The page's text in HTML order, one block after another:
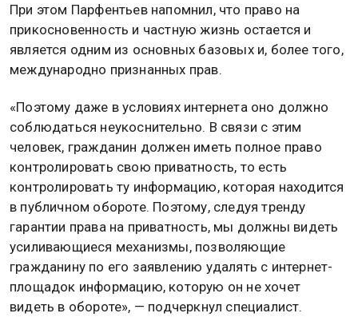
При этом Парфентьев напомнил, что право на
прикосновенность и частную жизнь остается и
является одним из основных базовых и, более того,
международно признанных прав.
«Поэтому даже в условиях интернета оно должно
соблюдаться неукоснительно. В связи с этим
человек, гражданин должен иметь полное право
контролировать свою приватность, то есть
контролировать ту информацию, которая находится
в публичном обороте. Поэтому, следуя тренду
гарантии права на приватность, мы должны видеть
усиливающиеся механизмы, позволяющие
гражданину по его заявлению удалять с интернет-
площадок информацию, которую он не хочет
видеть в обороте», — подчеркнул специалист.